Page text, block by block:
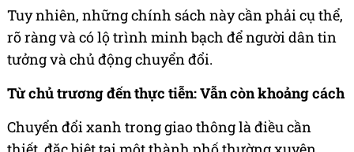
Tuy nhiên, những chính sách này cần phải cụ thể,
rõ ràng và có lộ trình minh bạch để người dân tin
tưởng và chủ động chuyển đổi.
Từ chủ trương đến thực tiễn: Vẫn còn khoảng cách
Chuyển đổi xanh trong giao thông là điều cần